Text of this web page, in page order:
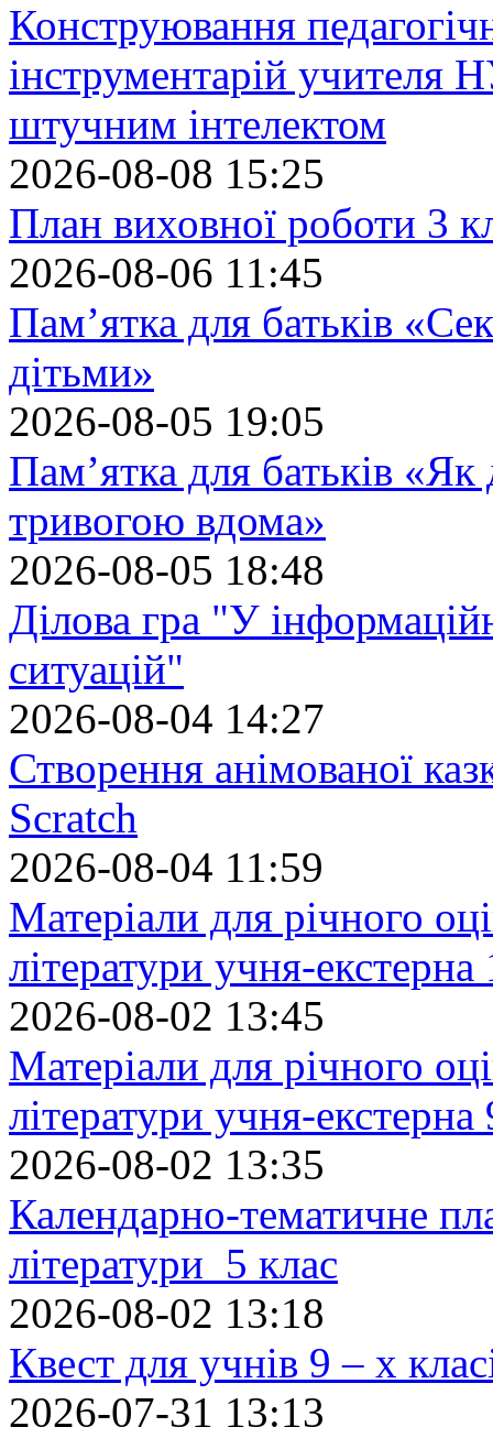
Конструювання
інструментарій учителя
штучним інтелектом
2026-08-08 15:25
План виховної роботи 3
2026-08-06 11:45
Пам’ятка для батьків
дітьми»
2026-08-05 19:05
Пам’ятка для батьків
тривогою вдома»
2026-08-05 18:48
Ділова гра "У
ситуацій"
2026-08-04 14:27
Створення анімованої
Scratch
2026-08-04 11:59
Матеріали для річного
літератури учня-екстерна
2026-08-02 13:45
Матеріали для річного
літератури учня-екстерна
2026-08-02 13:35
Календарно-тематичне
літератури 5 клас
2026-08-02 13:18
Квест для учнів 9 – х
2026-07-31 13:13